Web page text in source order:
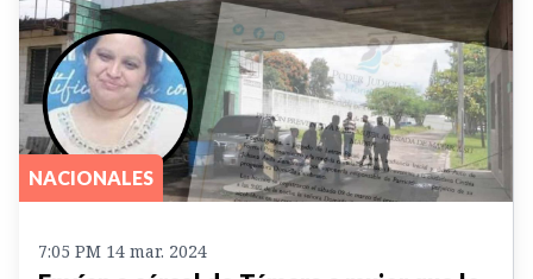
NACIONALES
7:05 PM 14 mar. 2024